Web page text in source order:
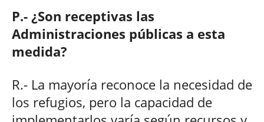
P.- ¿Son receptivas las
Administraciones públicas a esta
medida?
R.- La mayoría reconoce la necesidad de
los refugios, pero la capacidad de